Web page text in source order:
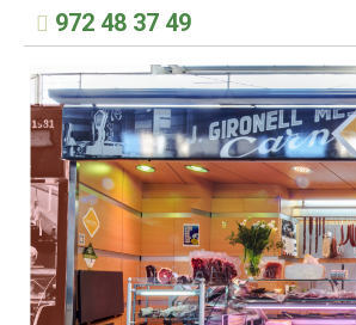
972 48 37 49